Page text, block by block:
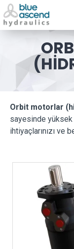
Orbit motorlar
sayesinde yüksek
ihtiyaçlarınızı ve